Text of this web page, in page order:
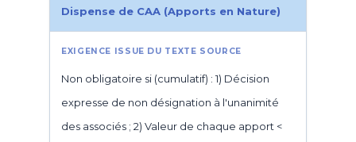
Dispense de CAA (Apports en Nature)
Non obligatoire si (cumulatif) : 1) Décision
expresse de non désignation à l'unanimité
des associés ; 2) Valeur de chaque apport <